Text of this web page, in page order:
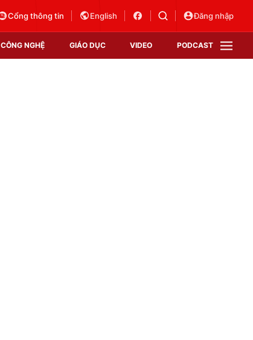
Cổng thông tin English Đăng nhập
CÔNG NGHỆ GIÁO DỤC VIDEO PODCAST